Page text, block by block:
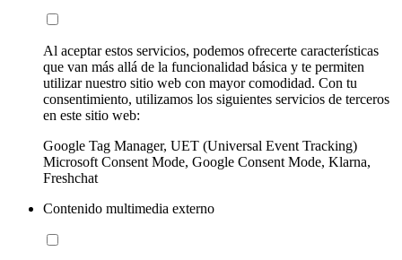
Al aceptar estos servicios, podemos ofrecerte características
que van más allá de la funcionalidad básica y te permiten
utilizar nuestro sitio web con mayor comodidad. Con tu
consentimiento, utilizamos los siguientes servicios de terceros
en este sitio web:
Google Tag Manager, UET (Universal Event Tracking)
Microsoft Consent Mode, Google Consent Mode, Klarna,
Freshchat
Contenido multimedia externo